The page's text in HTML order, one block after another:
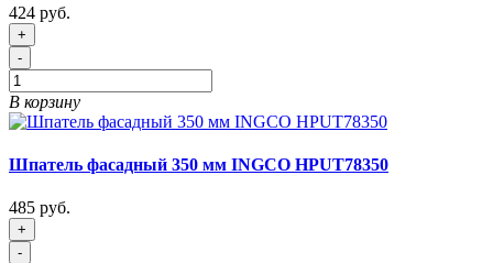
424 руб.
+
-
В корзину
Шпатель фасадный 350 мм INGCO HPUT78350
485 руб.
+
-